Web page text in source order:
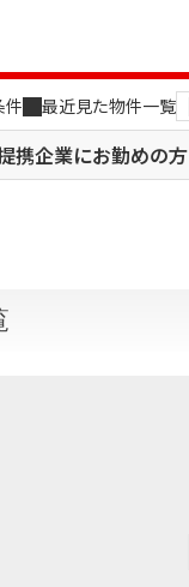
件 最近見た物件一覧
携企業にお勤めの方